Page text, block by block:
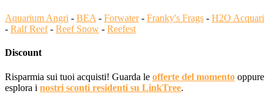
Aquarium Angri - BEA - Forwater- Franky's Frags - H2O Acquari
- Ralf Reef- Reef Snow - Reefest
Discount
Risparmia sui tuoi acquisti! Guarda le offerte del momento oppure
esplora i nostri sconti residenti su LinkTree.